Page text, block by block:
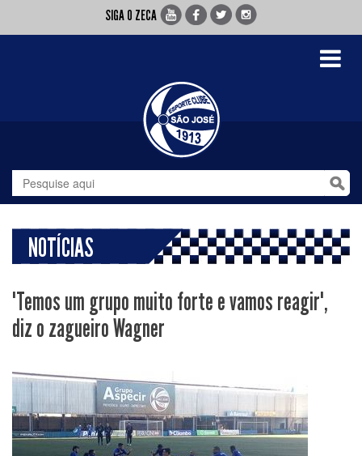
SIGA O ZECA
Toggle
NOTÍCIAS
"Temos um grupo muito forte e vamos reagir",
diz o zagueiro Wagner